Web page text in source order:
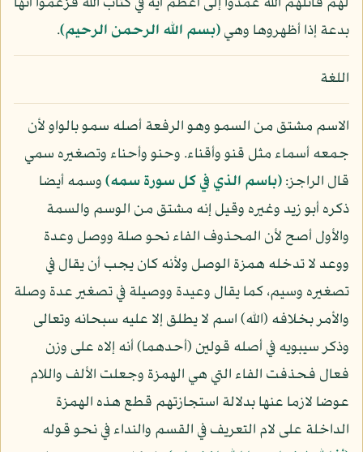
بدعة إذا أظهروها وهي﴿بسم الله الرحمن الرحيم﴾.
اللغة
الاسم مشتق من السمو وهو الرفعة أصله سمو بالواو لأن
جمعه أسماء مثل قنو وأقناء. وحنو وأحناء وتصغيره سمي
قال الراجز:(باسم الذي في كل سورة سمه)وسمه أيضا
ذكره أبو زيد وغيره وقيل إنه مشتق من الوسم والسمة
والأول أصح لأن المحذوف الفاء نحو صلة ووصل وعدة
ووعد لا تدخله همزة الوصل ولأنه كان يجب أن يقال في
تصغيره وسيم، كما يقال وعيدة ووصيلة في تصغير عدة وصلة
والأمر بخلافه (الله) اسم لا يطلق إلا عليه سبحانه وتعالى
وذكر سيبويه في أصله قولين (أحدهما) أنه إلاه على وزن
فعال فحذفت الفاء التي هي الهمزة وجعلت الألف واللام
عوضا لازما عنها بدلالة استجازتهم قطع هذه الهمزة
الداخلة على لام التعريف في القسم والنداء في نحو قوله